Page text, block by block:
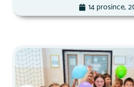
14 prosince,